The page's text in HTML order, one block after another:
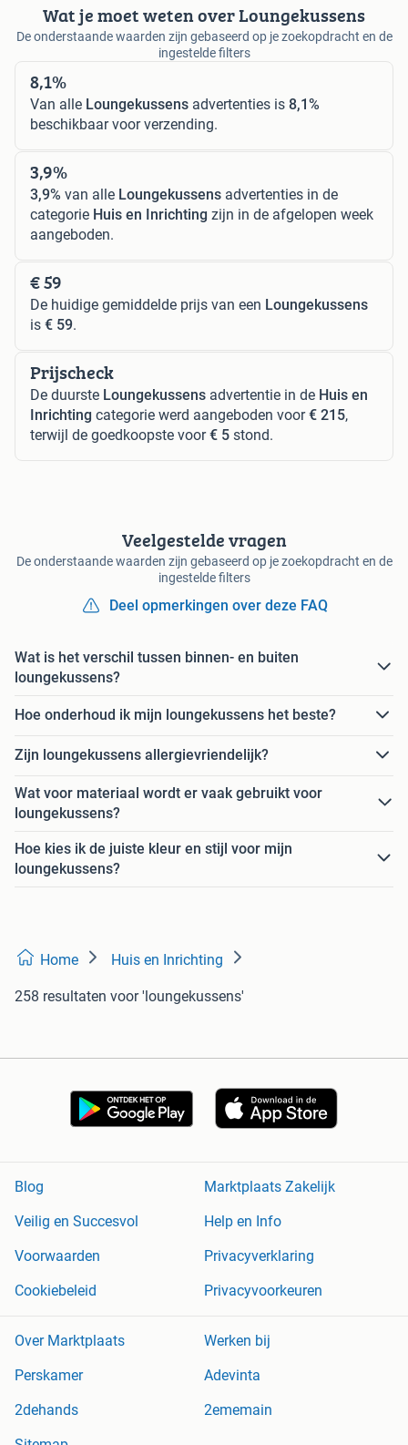
Wat je moet weten over Loungekussens
De onderstaande waarden zijn gebaseerd op je zoekopdracht en de
ingestelde filters
8,1%
Van alle Loungekussens advertenties is 8,1%
beschikbaar voor verzending.
3,9%
3,9% van alle Loungekussens advertenties in de
categorie Huis en Inrichting zijn in de afgelopen week
aangeboden.
€ 59
De huidige gemiddelde prijs van een Loungekussens
is € 59.
Prijscheck
De duurste Loungekussens advertentie in de Huis en
Inrichting categorie werd aangeboden voor€ 215,
terwijl de goedkoopste voor€ 5 stond.
Veelgestelde vragen
De onderstaande waarden zijn gebaseerd op je zoekopdracht en de
ingestelde filters
Deel opmerkingen over deze FAQ
Wat is het verschil tussen binnen- en buiten
loungekussens?
Hoe onderhoud ik mijn loungekussens het beste?
Zijn loungekussens allergievriendelijk?
Wat voor materiaal wordt er vaak gebruikt voor
loungekussens?
Hoe kies ik de juiste kleur en stijl voor mijn
loungekussens?
Home Huis en Inrichting
258 resultaten voor 'loungekussens'
Blog
Marktplaats Zakelijk
Veilig en Succesvol
Help en Info
Voorwaarden
Privacyverklaring
Cookiebeleid
Privacyvoorkeuren
Over Marktplaats
Werken bij
Perskamer
Adevinta
2dehands
2ememain